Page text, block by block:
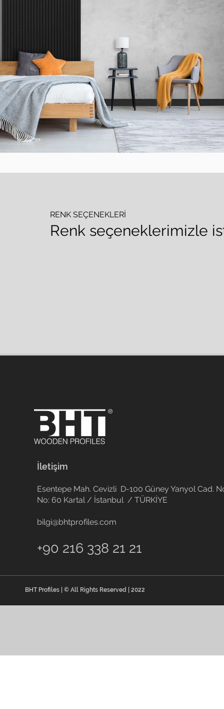
RENK SEÇENEKLERİ
Renk seçeneklerimizle
İletişim
Esentepe Mah. Cevizli D-100 Güney Yanyol Cad.
No: 60 Kartal / İstanbul / TÜRKİYE
bilgi@bhtprofiles.com
+90 216 338 21 21
BHT Profiles | © All Rights Reserved | 2022